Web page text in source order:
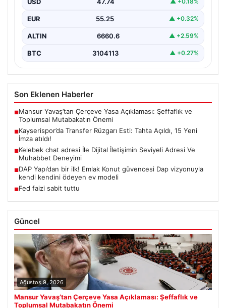
engelini…
EUR 55.25 ▲ +0.32%
ALTIN 6660.6 ▲ +2.59%
BTC 3104113 ▲ +0.27%
Son Eklenen Haberler
■Mansur Yavaş’tan Çerçeve Yasa Açıklaması: Şeffaflık ve
Toplumsal Mutabakatın Önemi
■Kayserispor’da Transfer Rüzgarı Esti: Tahta Açıldı, 15 Yeni
İmza atıldı!
■Kelebek chat adresi İle Dijital İletişimin Seviyeli Adresi Ve
Muhabbet Deneyimi
■DAP Yapı’dan bir ilk! Emlak Konut güvencesi Dap vizyonuyla
kendi kendini ödeyen ev modeli
■Fed faizi sabit tuttu
Güncel
Ağustos 9, 2026
Mansur Yavaş’tan Çerçeve Yasa Açıklaması: Şeffaflık ve
Toplumsal Mutabakatın Önemi